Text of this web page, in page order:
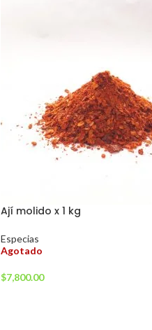
Ají molido x 1 kg
Especias
Agotado
$7,800.00